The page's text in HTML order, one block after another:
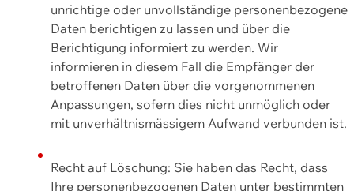
unrichtige oder unvollständige personenbezogene
Daten berichtigen zu lassen und über die
Berichtigung informiert zu werden. Wir
informieren in diesem Fall die Empfänger der
betroffenen Daten über die vorgenommenen
Anpassungen, sofern dies nicht unmöglich oder
mit unverhältnismässigem Aufwand verbunden ist.
Recht auf Löschung: Sie haben das Recht, dass
Ihre personenbezogenen Daten unter bestimmten